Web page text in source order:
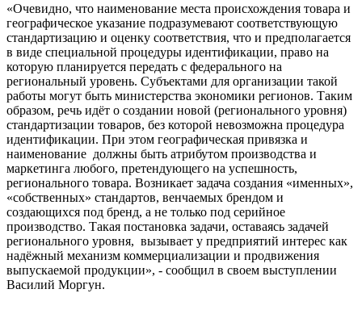
«Очевидно, что наименование места происхождения товара и
географическое указание подразумевают соответствующую
стандартизацию и оценку соответствия, что и предполагается
в виде специальной процедуры идентификации, право на
которую планируется передать с федерального на
региональный уровень. Субъектами для организации такой
работы могут быть министерства экономики регионов. Таким
образом, речь идёт о создании новой (регионального уровня)
стандартизации товаров, без которой невозможна процедура
идентификации. При этом географическая привязка и
наименование должны быть атрибутом производства и
маркетинга любого, претендующего на успешность,
регионального товара. Возникает задача создания «именных»,
«собственных» стандартов, венчаемых брендом и
создающихся под бренд, а не только под серийное
производство. Такая постановка задачи, оставаясь задачей
регионального уровня, вызывает у предприятий интерес как
надёжный механизм коммерциализации и продвижения
выпускаемой продукции», - сообщил в своем выступлении
Василий Моргун.